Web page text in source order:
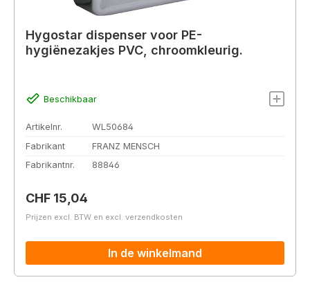
Hygostar dispenser voor PE-
hygiënezakjes PVC, chroomkleurig.
Beschikbaar
Artikelnr.
WL50684
Fabrikant
FRANZ MENSCH
Fabrikantnr.
88846
Normale prijs:
CHF 15,04
Prijzen excl. BTW en excl. verzendkosten
In de winkelmand